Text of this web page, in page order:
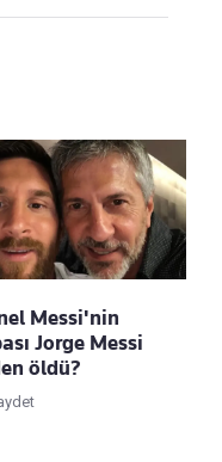
Messi'nin
Jorge Messi
öldü?